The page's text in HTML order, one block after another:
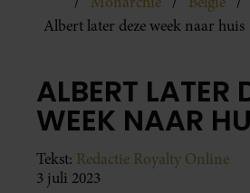
Albert later deze week naar huis
ALBERT LATER
WEEK NAAR
Tekst: Redactie Royalty Online
3 juli 2023